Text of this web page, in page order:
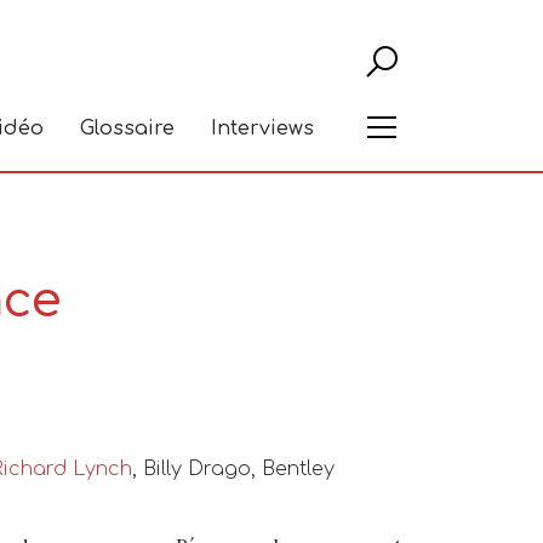
Glossaire Interviews
Lynch, Billy Drago, Bentley